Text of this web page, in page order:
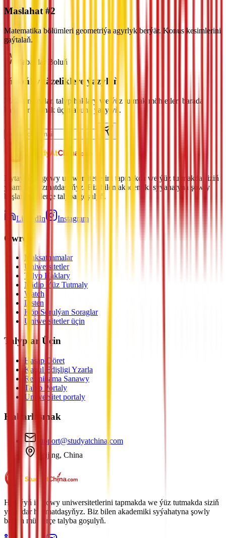
Maslahat #2
Matematika bölümleri geometriýa agyrlyk berýär. Konus kesimlerini
gaýtalaň.
Habardar Boluň
Iň soňky täzeliklere ýazylyň
Maksatnamalar, talyp haklary we ýüz tutmak möhletleri barada
habarlary almak üçin abuna ýazylyň.
Hytaýyň iň gowy uniwersitetlerini tapmakda we ýüz tutmakda siziň
ynamdar hyzmatdaşyňyz. Biz bilen akademiki syýahatyna şowly
başlan müňlerçe talyba goşulyň.
LinkedIn Instagram
Öwren
Maksatnamalar
Uniwersitetler
Talyp Haklary
Nädip Ýüz Tutmaly
Watch
Listen
Köp Sorulýan Soraglar
Uniwersitetler üçin
Talyplar Üçin
Hasap Döret
Kabul Edişligi Yzarla
Resminama Sanawy
Talyp Portaly
Uniwersitet portaly
Habarlaşmak
support@studyatchina.com
Beijing, China
Hytaýyň iň gowy uniwersitetlerini tapmakda we ýüz tutmakda siziň
ynamdar hyzmatdaşyňyz. Biz bilen akademiki syýahatyna şowly
başlan müňlerçe talyba goşulyň.